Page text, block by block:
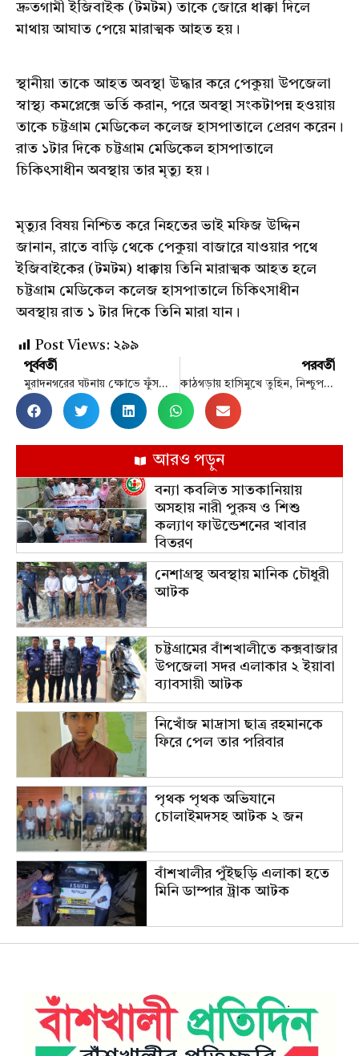
দ্রুতগামী ইজিবাইক (টমটম) তাকে জোরে ধাক্কা দিলে
মাথায় আঘাত পেয়ে মারাত্মক আহত হয়।
‎স্থানীয়া তাকে আহত অবস্থা উদ্ধার করে পেকুয়া উপজেলা
স্বাস্থ্য কমপ্লেক্সে ভর্তি করান, পরে অবস্থা সংকটাপন্ন হওয়ায়
তাকে চট্টগ্রাম মেডিকেল কলেজ হাসপাতালে প্রেরণ করেন।
রাত ১টার দিকে চট্টগ্রাম মেডিকেল হাসপাতালে
চিকিৎসাধীন অবস্থায় তার মৃত্যু হয়।
‎মৃত্যুর বিষয় নিশ্চিত করে নিহতের ভাই মফিজ উদ্দিন
জানান, রাতে বাড়ি থেকে পেকুয়া বাজারে যাওয়ার পথে
ইজিবাইকের (টমটম) ধাক্কায় তিনি মারাত্মক আহত হলে
চট্টগ্রাম মেডিকেল কলেজ হাসপাতালে চিকিৎসাধীন
অবস্থায় রাত ১ টার দিকে তিনি মারা যান।
Post Views: ২৯৯
পূর্ববর্তী
মুরাদনগরের ঘটনায় ক্ষোভে ফুঁসছে শোবিজ অঙ্গন
পরবর্তী
কাঠগড়ায় হাসিমুখে তুহিন, নিশ্চুপ ছিলেন মমতাজ
আরও পড়ুন
বন্যা কবলিত সাতকানিয়ায়
অসহায় নারী পুরুষ ও শিশু
কল্যাণ ফাউন্ডেশনের খাবার
বিতরণ
নেশাগ্রস্থ অবস্থায় মানিক চৌধুরী
আটক
চট্টগ্রামের বাঁশখালীতে কক্সবাজার
উপজেলা সদর এলাকার ২ ইয়াবা
ব্যাবসায়ী আটক
নিখোঁজ মাদ্রাসা ছাত্র রহমানকে
ফিরে পেল তার পরিবার
পৃথক পৃথক অভিযানে
চোলাইমদসহ আটক ২ জন
বাঁশখালীর পুঁইছড়ি এলাকা হতে
মিনি ডাম্পার ট্রাক আটক